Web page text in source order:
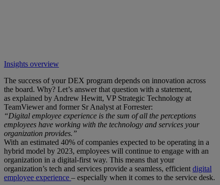
Insights overview
The success of your DEX program depends on innovation across
the board. Why? Let’s answer that question with a statement,
as explained by Andrew Hewitt, VP Strategic Technology at
TeamViewer and former Sr Analyst at Forrester:
“Digital employee experience is the sum of all the perceptions
employees have working with the technology and services your
organization provides.”
With an estimated 40% of companies expected to be operating in a
hybrid model by 2023, employees will continue to engage with an
organization in a digital-first way. This means that your
organization’s tech and services provide a seamless, efficient digital
employee experience – especially when it comes to the service desk.